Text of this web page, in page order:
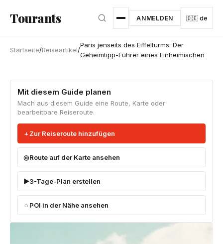
Tourants ANMELDEN 🇩🇪 de
Startseite/Reiseartikel/
Paris jenseits des Eiffelturms: Der
Geheimtipp-Führer eines Einheimischen
Mit diesem Guide planen
Mach aus diesem Guide eine Route, Karte oder
bearbeitbare Reiseroute.
Zur Reiseroute hinzufügen
Route auf der Karte ansehen
3-Tage-Plan erstellen
POI in der Nähe ansehen